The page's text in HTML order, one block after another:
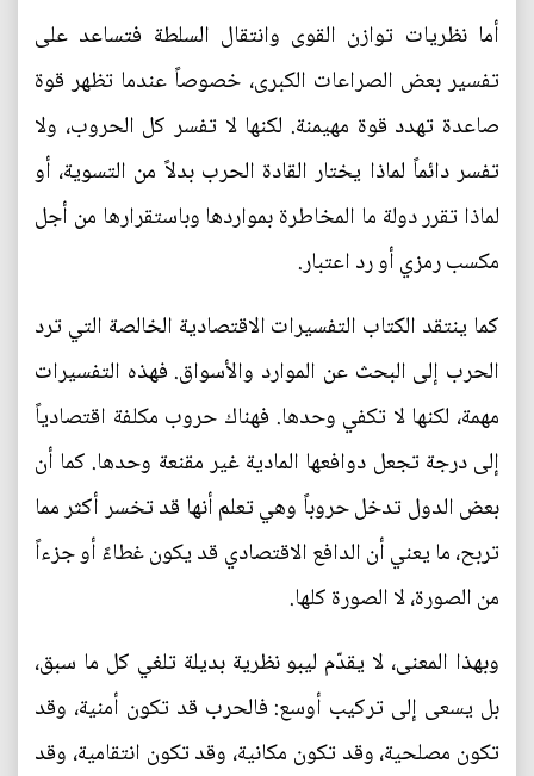
أما نظريات توازن القوى وانتقال السلطة فتساعد على
تفسير بعض الصراعات الكبرى، خصوصاً عندما تظهر قوة
صاعدة تهدد قوة مهيمنة. لكنها لا تفسر كل الحروب، ولا
تفسر دائماً لماذا يختار القادة الحرب بدلاً من التسوية، أو
لماذا تقرر دولة ما المخاطرة بمواردها وباستقرارها من أجل
مكسب رمزي أو رد اعتبار.
كما ينتقد الكتاب التفسيرات الاقتصادية الخالصة التي ترد
الحرب إلى البحث عن الموارد والأسواق. فهذه التفسيرات
مهمة، لكنها لا تكفي وحدها. فهناك حروب مكلفة اقتصادياً
إلى درجة تجعل دوافعها المادية غير مقنعة وحدها. كما أن
بعض الدول تدخل حروباً وهي تعلم أنها قد تخسر أكثر مما
تربح، ما يعني أن الدافع الاقتصادي قد يكون غطاءً أو جزءاً
من الصورة، لا الصورة كلها.
وبهذا المعنى، لا يقدّم ليبو نظرية بديلة تلغي كل ما سبق،
بل يسعى إلى تركيب أوسع: فالحرب قد تكون أمنية، وقد
تكون مصلحية، وقد تكون مكانية، وقد تكون انتقامية، وقد